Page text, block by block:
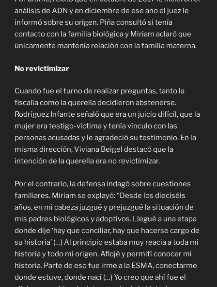
análisis de ADN y en diciembre de ese año el juez le
informó sobre su origen. Piña consultó si tenía
contacto con la familia biológica y Miriam aclaró que
únicamente mantenía relación con la familia materna.
No revictimizar
Cuando fue el turno de realizar preguntas, tanto la
fiscalía como la querella decidieron abstenerse.
Rodríguez Infante señaló que era un juicio difícil, que la
mujer era testigo-víctima y tenía vínculo con las
personas acusadas y le agradeció su testimonio. En la
misma dirección, Viviana Beigel destacó que la
intención de la querella era no revictimizar.
Por el contrario, la defensa indagó sobre cuestiones
familiares. Miriam se explayó: “Desde los dieciséis
años, en mi cabeza juzgué y prejuzgué la situación de
mis padres biológicos y adoptivos. Llegué a una etapa
donde dije ‘hay que conciliar, hay que hacerse cargo de
su historia’ (…) Al principio estaba muy reacia a toda mi
historia y todo mi origen. Aflojé y permití conocer mi
historia. Parte de eso fue irme a la ESMA, conectarme
donde estuve, donde nací (…) Yo creo que ahí fue el